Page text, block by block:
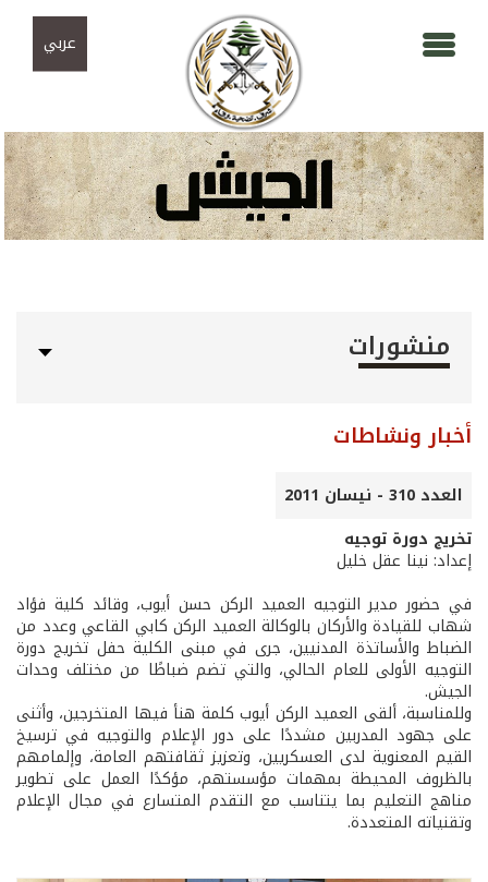
عربي
منشورات
أخبار ونشاطات
العدد 310 - نيسان 2011
تخريج دورة توجيه
إعداد: نينا عقل خليل
في حضور مدير التوجيه العميد الركن حسن أيوب، وقائد كلية فؤاد
شهاب للقيادة والأركان بالوكالة العميد الركن كابي القاعي وعدد من
الضباط والأساتذة المدنيين، جرى في مبنى الكلية حفل تخريج دورة
التوجيه الأولى للعام الحالي، والتي تضم ضباطًا من مختلف وحدات
الجيش.
وللمناسبة، ألقى العميد الركن أيوب كلمة هنأ فيها المتخرجين، وأثنى
على جهود المدربين مشددًا على دور الإعلام والتوجيه في ترسيخ
القيم المعنوية لدى العسكريين، وتعزيز ثقافتهم العامة، وإلمامهم
بالظروف المحيطة بمهمات مؤسستهم، مؤكدًا العمل على تطوير
مناهج التعليم بما يتناسب مع التقدم المتسارع في مجال الإعلام
وتقنياته المتعددة.